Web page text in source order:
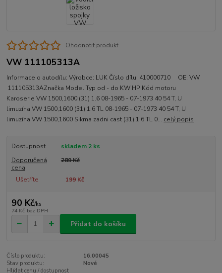
Ohodnotit produkt
VW 111105313A
Informace o autodílu: Výrobce: LUK Číslo dílu: 410000710 OE: VW
111105313AZnačka Model Typ od - do KW HP Kód motoru
Karoserie VW 1500,1600 (31) 1.6 08-1965 - 07-1973 40 54 T, U
limuzína VW 1500,1600 (31) 1.6 TL 08-1965 - 07-1973 40 54 T, U
limuzína VW 1500,1600 Sikma zadni cast (31) 1.6 TL 0... celý popis
Dostupnost
skladem 2 ks
Doporučená
cena
289 Kč
Ušetříte 199 Kč
90 Kč/ks
74 Kč bez DPH
Přidat do košíku
Číslo produktu:
16.00045
Stav produktu:
Nové
Hlídat cenu / dostupnost